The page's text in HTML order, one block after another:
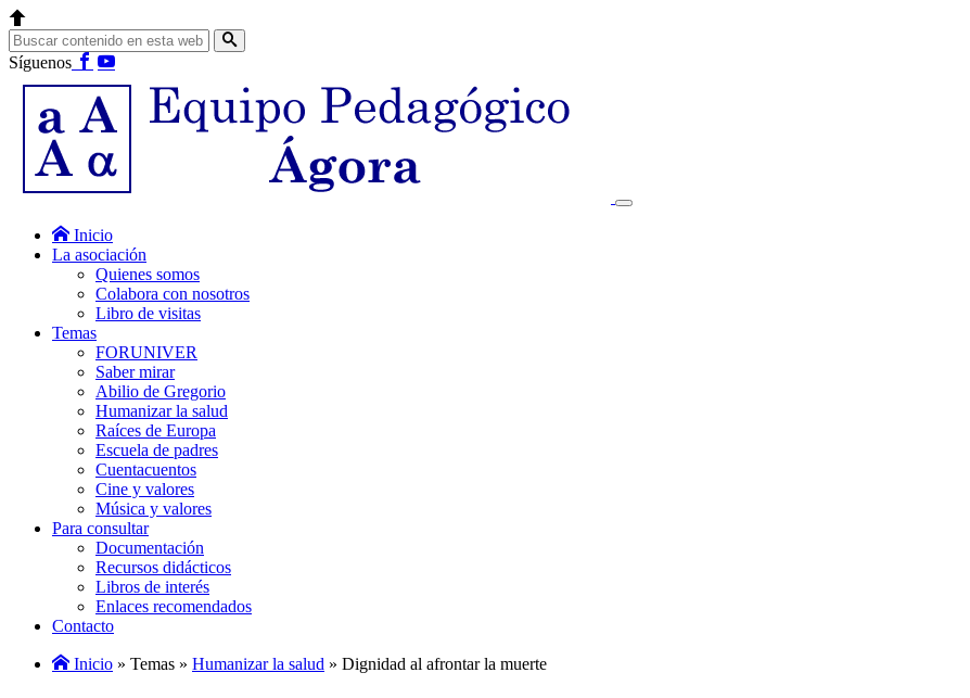
Síguenos
Inicio
La asociación
Quienes somos
Colabora con nosotros
Libro de visitas
Temas
FORUNIVER
Saber mirar
Abilio de Gregorio
Humanizar la salud
Raíces de Europa
Escuela de padres
Cuentacuentos
Cine y valores
Música y valores
Para consultar
Documentación
Recursos didácticos
Libros de interés
Enlaces recomendados
Contacto
Inicio » Temas » Humanizar la salud » Dignidad al afrontar la muerte